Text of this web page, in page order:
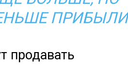
продавать